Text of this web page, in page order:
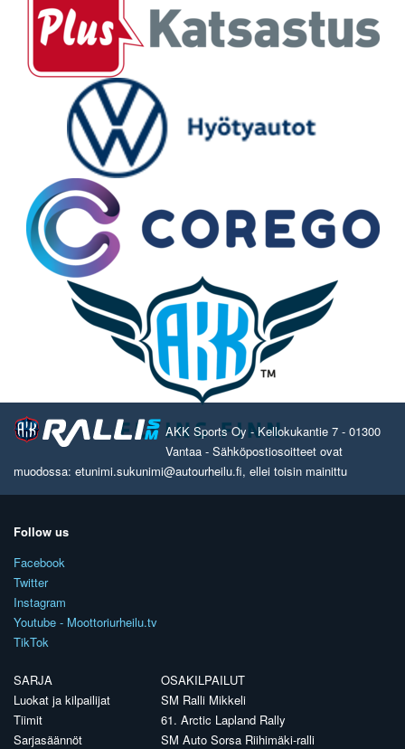
AKK Sports Oy - Kellokukantie 7 - 01300
Vantaa - Sähköpostiosoitteet ovat
muodossa: etunimi.sukunimi@autourheilu.fi, ellei toisin mainittu
Follow us
Facebook
Twitter
Instagram
Youtube - Moottoriurheilu.tv
TikTok
SARJA
Luokat ja kilpailijat
Tiimit
Sarjasäännöt
OSAKILPAILUT
SM Ralli Mikkeli
61. Arctic Lapland Rally
SM Auto Sorsa Riihimäki-ralli